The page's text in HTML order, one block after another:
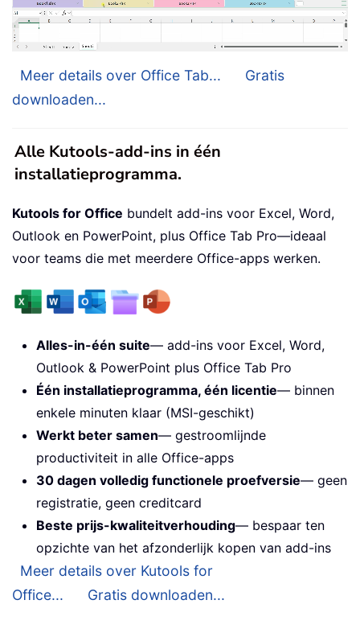
Meer details over Office Tab...
Gratis
downloaden...
Alle Kutools-add-ins in één
installatieprogramma.
Kutools for Office bundelt add-ins voor Excel, Word,
Outlook en PowerPoint, plus Office Tab Pro—ideaal
voor teams die met meerdere Office-apps werken.
Alles-in-één suite— add-ins voor Excel, Word,
Outlook & PowerPoint plus Office Tab Pro
Één installatieprogramma, één licentie— binnen
enkele minuten klaar (MSI-geschikt)
Werkt beter samen— gestroomlijnde
productiviteit in alle Office-apps
30 dagen volledig functionele proefversie— geen
registratie, geen creditcard
Beste prijs-kwaliteitverhouding— bespaar ten
opzichte van het afzonderlijk kopen van add-ins
Meer details over Kutools for
Office...
Gratis downloaden...